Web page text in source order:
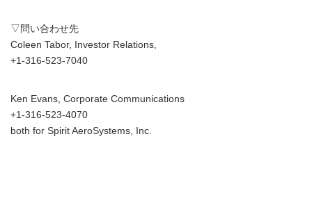
▽問い合わせ先
Coleen Tabor, Investor Relations,
+1-316-523-7040
Ken Evans, Corporate Communications
+1-316-523-4070
both for Spirit AeroSystems, Inc.